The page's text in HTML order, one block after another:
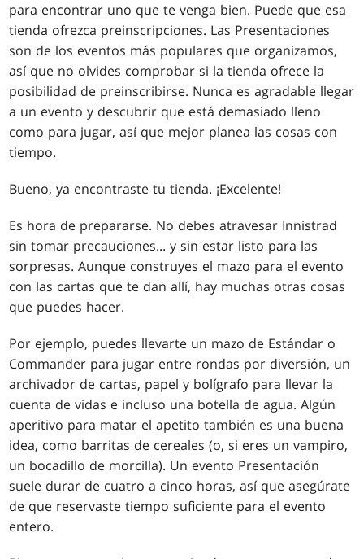
para encontrar uno que te venga bien. Puede que esa
tienda ofrezca preinscripciones. Las Presentaciones
son de los eventos más populares que organizamos,
así que no olvides comprobar si la tienda ofrece la
posibilidad de preinscribirse. Nunca es agradable llegar
a un evento y descubrir que está demasiado lleno
como para jugar, así que mejor planea las cosas con
tiempo.
Bueno, ya encontraste tu tienda. ¡Excelente!
Es hora de prepararse. No debes atravesar Innistrad
sin tomar precauciones... y sin estar listo para las
sorpresas. Aunque construyes el mazo para el evento
con las cartas que te dan allí, hay muchas otras cosas
que puedes hacer.
Por ejemplo, puedes llevarte un mazo de Estándar o
Commander para jugar entre rondas por diversión, un
archivador de cartas, papel y bolígrafo para llevar la
cuenta de vidas e incluso una botella de agua. Algún
aperitivo para matar el apetito también es una buena
idea, como barritas de cereales (o, si eres un vampiro,
un bocadillo de morcilla). Un evento Presentación
suele durar de cuatro a cinco horas, así que asegúrate
de que reservaste tiempo suficiente para el evento
entero.